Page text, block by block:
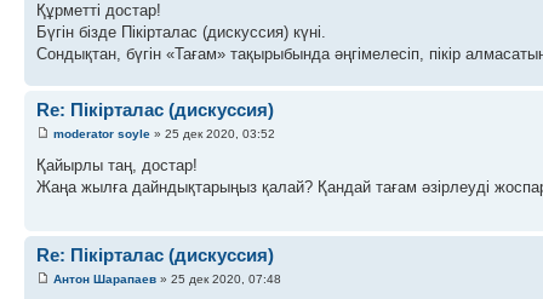
Құрметті достар!
Бүгін бізде Пікірталас (дискуссия) күні.
Сондықтан, бүгін «Тағам» тақырыбында әңгімелесіп, пікір
Re: Пікірталас (дискуссия)
moderator soyle » 25 дек 2020, 03:52
Қайырлы таң, достар!
Жаңа жылға дайндықтарыңыз қалай? Қандай тағам әзірлеуді
Re: Пікірталас (дискуссия)
Антон Шарапаев » 25 дек 2020, 07:48